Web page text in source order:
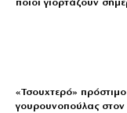
ποιοι γιορτάζουν
«Τσουχτερό»
γουρουνοπούλας